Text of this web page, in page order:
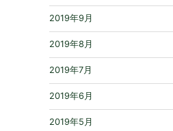
2019年9月
2019年8月
2019年7月
2019年6月
2019年5月